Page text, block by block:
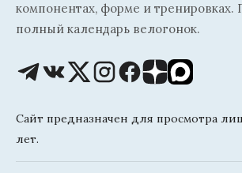
компонентах, форме и
полный календарь велогонок.
Сайт предназначен для просмотра
лет.